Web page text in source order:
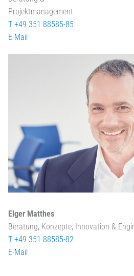
Projektmanagement
T +49 351 88585-85
E-Mail
Elger Matthes
Beratung, Konzepte, Innovation &
T +49 351 88585-82
E-Mail